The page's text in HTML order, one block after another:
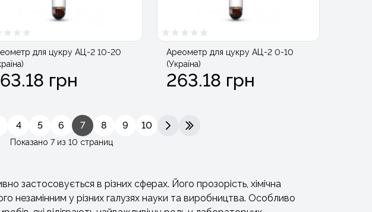
для цукру АЦ-2 10-20
грн
Ареометр для цукру АЦ-2 0-10
(Україна)
263.18 грн
4 5 6 7 8 9 10
> >|
Показано 7 из 10 страниц
застосовується в різних сферах. Його прозорість, хімічна
незамінним у різних галузях науки та виробництва. Особливо